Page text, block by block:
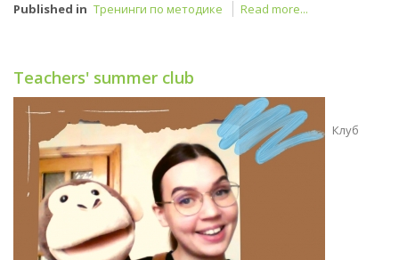
Published in Тренинги по методике Read more...
Teachers' summer club
Клуб